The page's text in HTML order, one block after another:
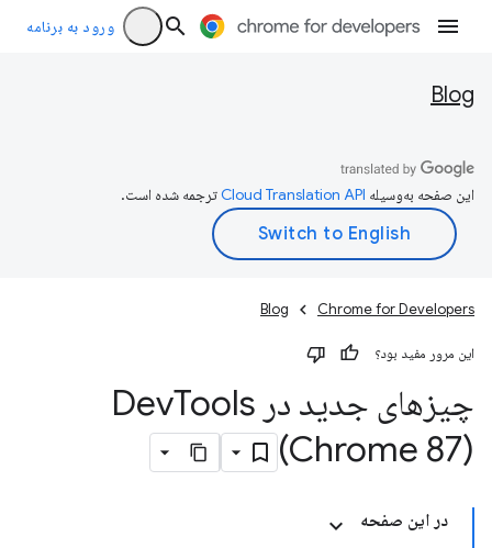
ورود به برنامه
Blog
این صفحه به‌وسیله ترجمه شده است.
Chrome for Developers
Blog
این مرور مفید بود؟
چیزهای جدید در Dev Tools
(Chrome 87)
در این صفحه